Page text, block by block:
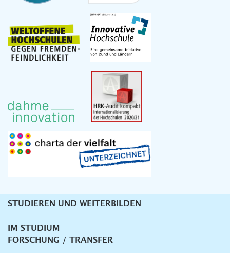
Unternavigation
STUDIEREN UND WEITERBILDEN
IM STUDIUM
FORSCHUNG / TRANSFER